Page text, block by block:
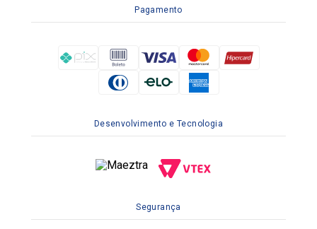
Pagamento
Desenvolvimento e Tecnologia
Segurança